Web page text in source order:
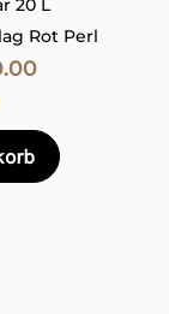
in diesem
20 L
Rot Perl
können
Produktseite